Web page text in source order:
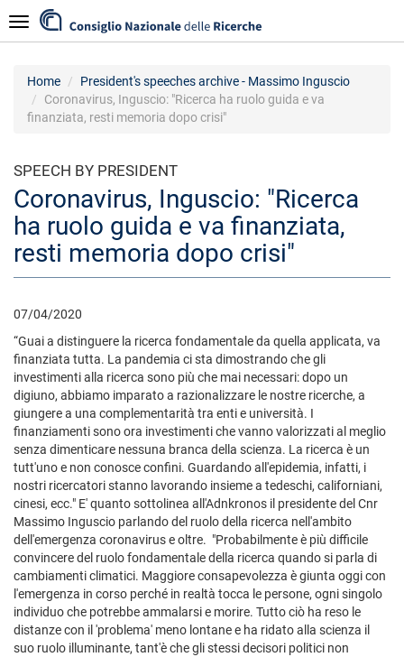
to
main
Navigazione
Home
President's speeches archive - Massimo Inguscio
Coronavirus, Inguscio: "Ricerca ha ruolo guida e va
finanziata, resti memoria dopo crisi"
SPEECH BY PRESIDENT
Coronavirus, Inguscio: "Ricerca
ha ruolo guida e va finanziata,
resti memoria dopo crisi"
07/04/2020
“Guai a distinguere la ricerca fondamentale da quella applicata, va
finanziata tutta. La pandemia ci sta dimostrando che gli
investimenti alla ricerca sono più che mai necessari: dopo un
digiuno, abbiamo imparato a razionalizzare le nostre ricerche, a
giungere a una complementarità tra enti e università. I
finanziamenti sono ora investimenti che vanno valorizzati al meglio
senza dimenticare nessuna branca della scienza. La ricerca è un
tutt'uno e non conosce confini. Guardando all'epidemia, infatti, i
nostri ricercatori stanno lavorando insieme a tedeschi, californiani,
cinesi, ecc." E' quanto sottolinea all'Adnkronos il presidente del Cnr
Massimo Inguscio parlando del ruolo della ricerca nell'ambito
dell'emergenza coronavirus e oltre. "Probabilmente è più difficile
convincere del ruolo fondamentale della ricerca quando si parla di
cambiamenti climatici. Maggiore consapevolezza è giunta oggi con
l'emergenza in corso perché in realtà tocca le persone, ogni singolo
individuo che potrebbe ammalarsi e morire. Tutto ciò ha reso le
distanze con il 'problema' meno lontane e ha ridato alla scienza il
suo ruolo illuminante, tant'è che gli stessi decisori politici non